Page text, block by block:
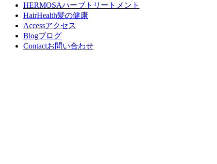
HERMOSAハーブトリートメント
HairHealth髪の健康
Accessアクセス
Blogブログ
Contactお問い合わせ